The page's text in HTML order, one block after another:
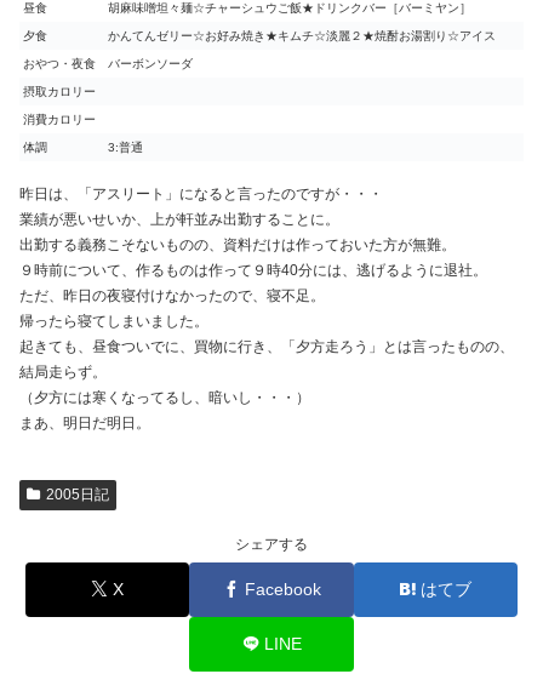
昼食 胡麻味噌坦々麺☆チャーシュウご飯★ドリンクバー［バーミヤン］
夕食 かんてんゼリー☆お好み焼き★キムチ☆淡麗２★焼酎お湯割り☆アイス
おやつ・夜食 バーボンソーダ
摂取カロリー
消費カロリー
体調 3:普通
昨日は、「アスリート」になると言ったのですが・・・
業績が悪いせいか、上が軒並み出勤することに。
出勤する義務こそないものの、資料だけは作っておいた方が無難。
９時前について、作るものは作って９時40分には、逃げるように退社。
ただ、昨日の夜寝付けなかったので、寝不足。
帰ったら寝てしまいました。
起きても、昼食ついでに、買物に行き、「夕方走ろう」とは言ったものの、
結局走らず。
（夕方には寒くなってるし、暗いし・・・）
まあ、明日だ明日。
2005日記
シェアする
X Facebook はてブ
LINE